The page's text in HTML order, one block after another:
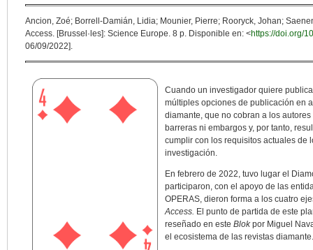
Ancion, Zoé; Borrell-Damián, Lidia; Mounier, Pierre; Rooryck, Johan;
Access. [Brussel·les]: Science Europe. 8 p. Disponible en: <https://doi.org/
06/09/2022].
Cuando un investigador quiere
múltiples opciones de publicación en
diamante, que no cobran a los
barreras ni embargos y, por tanto,
cumplir con los requisitos actuales de
investigación.
En febrero de 2022, tuvo lugar el
participaron, con el apoyo de las
OPERAS, dieron forma a los cuatro
Access. El punto de partida de este
reseñado en este Blokpor Miguel
el ecosistema de las revistas diamante.